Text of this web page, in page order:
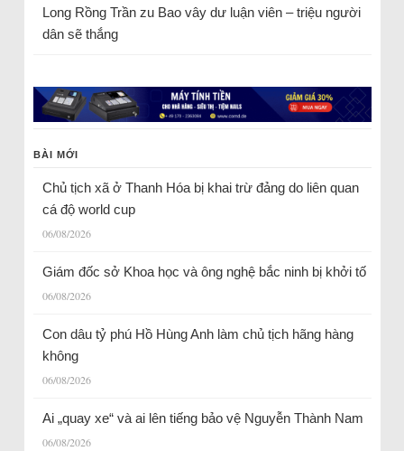
Long Rồng Trầnzu Bao vây dư luận viên – triệu người
dân sẽ thắng
BÀI MỚI
Chủ tịch xã ở Thanh Hóa bị khai trừ đảng do liên quan
cá độ world cup
06/08/2026
Giám đốc sở Khoa học và ông nghệ bắc ninh bị khởi tố
06/08/2026
Con dâu tỷ phú Hồ Hùng Anh làm chủ tịch hãng hàng
không
06/08/2026
Ai „quay xe“ và ai lên tiếng bảo vệ Nguyễn Thành Nam
06/08/2026